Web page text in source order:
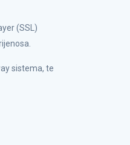
(SSL)
sistema, te